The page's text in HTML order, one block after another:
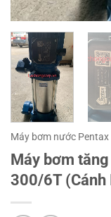
Máy bơm nước Pentax
Máy bơm
300/6T (Cánh